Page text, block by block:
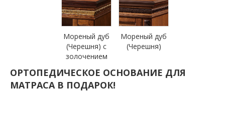
Мореный дуб
(Черешня) с
золочением
Мореный дуб
(Черешня)
ОРТОПЕДИЧЕСКОЕ ОСНОВАНИЕ ДЛЯ
МАТРАСА В ПОДАРОК!